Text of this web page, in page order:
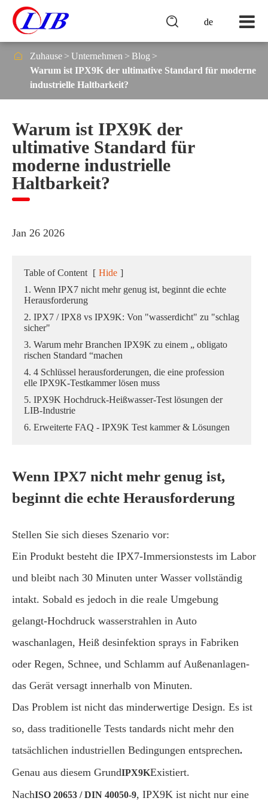
de

 Zuhause Unternehmen
Blog
Warum ist IPX9K der ultimative Standard für moderne
industrielle Haltbarkeit?
Warum ist IPX9K der
ultimative Standard für
moderne industrielle
Haltbarkeit?
Jan 26 2026
Table of Content [ Hide ]
1. Wenn IPX7 nicht mehr genug ist, beginnt die echte
Herausforderung
2. IPX7 / IPX8 vs IPX9K: Von "wasserdicht" zu "schlag
sicher"
3. Warum mehr Branchen IPX9K zu einem „ obligato
rischen Standard “machen
4. 4 Schlüssel herausforderungen, die eine profession
elle IPX9K-Testkammer lösen muss
5. IPX9K Hochdruck-Heißwasser-Test lösungen der
LIB-Industrie
6. Erweiterte FAQ - IPX9K Test kammer & Lösungen
Wenn IPX7 nicht mehr genug ist,
beginnt die echte Herausforderung
Stellen Sie sich dieses Szenario vor:
Ein Produkt besteht die IPX7-Immersionstests im Labor
und bleibt nach 30 Minuten unter Wasser vollständig
intakt. Sobald es jedoch in die reale Umgebung
gelangt-Hochdruck wasserstrahlen in Auto
waschanlagen, Heiß desinfektion sprays in Fabriken
oder Regen, Schnee, und Schlamm auf Außenanlagen-
das Gerät versagt innerhalb von Minuten.
Das Problem ist nicht das minderwertige Design. Es ist
so, dass traditionelle Tests tandards nicht mehr den
tatsächlichen industriellen Bedingungen entsprechen.
Genau aus diesem GrundIPX9KExistiert.
NachISO 20653 / DIN 40050-9, IPX9K ist nicht nur eine